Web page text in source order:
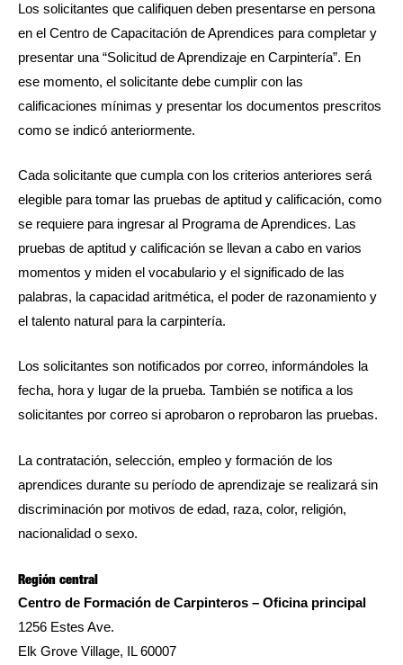
Los solicitantes que califiquen deben presentarse en persona
en el Centro de Capacitación de Aprendices para completar y
presentar una “Solicitud de Aprendizaje en Carpintería”. En
ese momento, el solicitante debe cumplir con las
calificaciones mínimas y presentar los documentos prescritos
como se indicó anteriormente.
Cada solicitante que cumpla con los criterios anteriores será
elegible para tomar las pruebas de aptitud y calificación, como
se requiere para ingresar al Programa de Aprendices. Las
pruebas de aptitud y calificación se llevan a cabo en varios
momentos y miden el vocabulario y el significado de las
palabras, la capacidad aritmética, el poder de razonamiento y
el talento natural para la carpintería.
Los solicitantes son notificados por correo, informándoles la
fecha, hora y lugar de la prueba. También se notifica a los
solicitantes por correo si aprobaron o reprobaron las pruebas.
La contratación, selección, empleo y formación de los
aprendices durante su período de aprendizaje se realizará sin
discriminación por motivos de edad, raza, color, religión,
nacionalidad o sexo.
Región central
Centro de Formación de Carpinteros – Oficina principal
1256 Estes Ave.
Elk Grove Village, IL 60007